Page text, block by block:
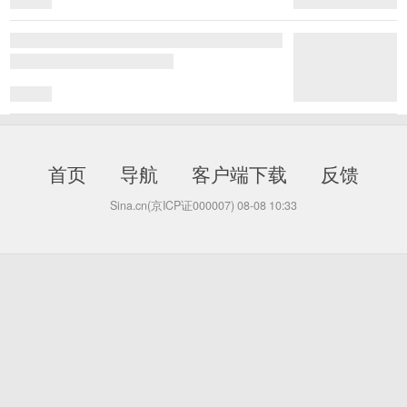
首页 导航 客户端下载 反馈
Sina.cn(京ICP证000007) 08-08 10:33